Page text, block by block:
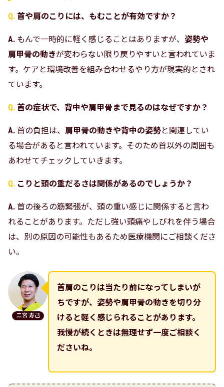
首や肩のこりには、もむことが有効ですか？
もんで一時的に軽く感じることはありますが、 姿勢や
肩甲骨の動きが変わらない限り戻りやすいと言われていま
す。ケアと環境改善を組み合わせるやり方が現実的とされ
ています。
首の症状で、背中や肩甲骨まで見るのはなぜですか？
首の負担は、 肩甲骨の動きや背中の姿勢と関連してい
る場合があると言われています。そのため首以外の周囲も
あわせてチェックしていきます。
こりと頭の重だるさは関係があるのでしょうか？
首の後ろの筋緊張が、頭の重い感じに関係すると言わ
れることがあります。ただし強い頭痛やしびれを伴う場合
は、別の原因の可能性もあるため医療機関にご相談くださ
い。
二宮 寿己
首肩のこりは当たり前になってしまいが
ちですが、姿勢や肩甲骨の動きを切り分
けると軽く感じられることがあります。
我慢が続くときは無理せず一度ご相談く
ださいね。